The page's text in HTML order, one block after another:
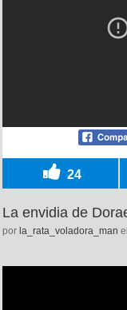
24
La envidia de
por la_rata_voladora_man